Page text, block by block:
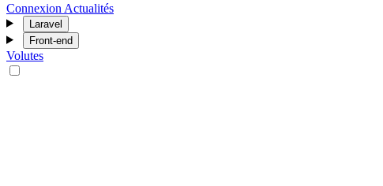
Connexion Actualités
Laravel
Front-end
Volutes